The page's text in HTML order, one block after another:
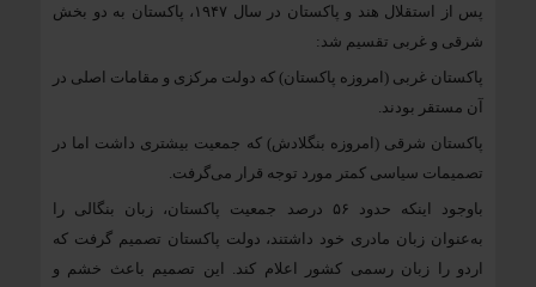
پس از استقلال هند و پاکستان در سال ۱۹۴۷، پاکستان به دو بخش
شرقی و غربی تقسیم شد:
پاکستان غربی (امروزه پاکستان) که دولت مرکزی و مقامات اصلی در
آن مستقر بودند.
پاکستان شرقی (امروزه بنگلادش) که جمعیت بیشتری داشت اما در
تصمیمات سیاسی کمتر مورد توجه قرار می‌گرفت.
باوجود اینکه حدود ۵۶ درصد جمعیت پاکستان، زبان بنگالی را
به‌عنوان زبان مادری خود داشتند، دولت پاکستان تصمیم گرفت که
اردو را زبان رسمی کشور اعلام کند. این تصمیم باعث خشم و